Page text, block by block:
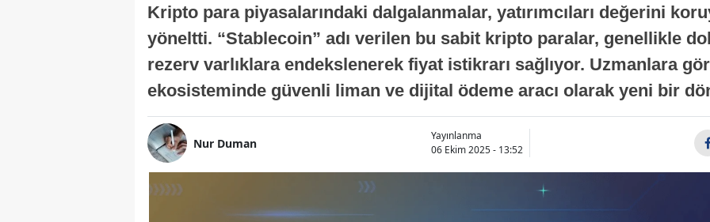
Kripto para piyasalarındaki dalgalanmalar, yatırımcıları değerini
yöneltti. “Stablecoin” adı verilen bu sabit kripto paralar, genellikle
rezerv varlıklara endekslenerek fiyat istikrarı sağlıyor. Uzmanlara
ekosisteminde güvenli liman ve dijital ödeme aracı olarak yeni bir
Nur Duman
Yayınlanma
06 Ekim 2025 - 13:52